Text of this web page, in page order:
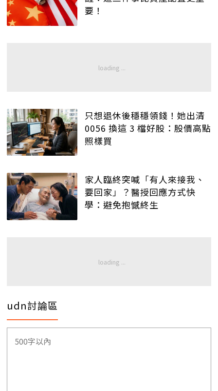
要！
只想退休後穩穩領錢！她出清
0056 換這 3 檔好股：股價高點
照樣買
家人臨終突喊「有人來接我、
要回家」？醫授回應方式快
學：避免抱憾終生
udn討論區